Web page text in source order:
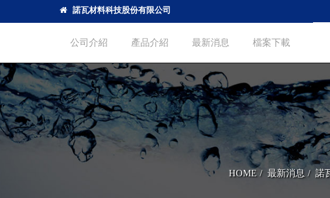
諾瓦材料科技股份有限公司
公司介紹 產品介紹 最新消息 檔案下載
HOME 最新消息 諾